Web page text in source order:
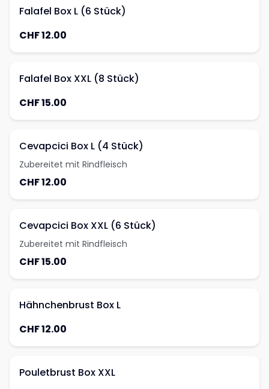
Falafel Box L (6 Stück)
CHF 12.00
Falafel Box XXL (8 Stück)
CHF 15.00
Cevapcici Box L (4 Stück)
Zubereitet mit Rindfleisch
CHF 12.00
Cevapcici Box XXL (6 Stück)
Zubereitet mit Rindfleisch
CHF 15.00
Hähnchenbrust Box L
CHF 12.00
Pouletbrust Box XXL